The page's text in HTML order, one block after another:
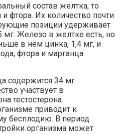
состав желтка, то
фтора. Их количество почти
позиции удерживает
мг. Железо в желтке есть, но
в нём цинка, 1,4 мг, и
фтора и марганца
содержится 34 мг
участвует в
тестостерона.
приводит к
бесплодию. В период
организма может